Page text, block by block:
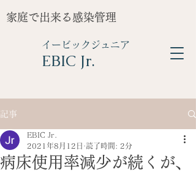
家庭で出来る感染管理
イービックジュニア
​EBIC Jr.
記事
病床使用率減少が続くが、
EBIC Jr.
2021年8月12日
読了時間: 2分